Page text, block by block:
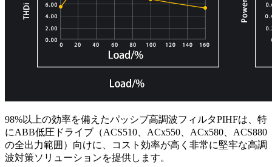
98%以上の効率を備えたパッシブ高調波フィルタPIHFは、特
にABB低圧ドライブ（ACS510、ACx550、ACx580、ACS880
の全出力範囲）向けに、コスト効率が高く非常に堅牢な高調
波対策ソリューションを提供します。